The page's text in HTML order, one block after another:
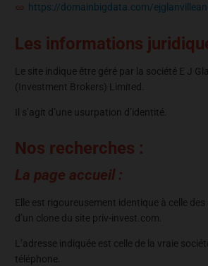
https://domainbigdata.com/
Les informations
Le site indique être géré par la société E J
(Investment Brokers) Limited.
Il s’agit d’une usurpation d’identité.
Nos recherches :
La page accueil :
Elle est rigoureusement identique à celle
d’un clone du site priv-invest.com.
L’adresse indiquée est celle de la vraie
téléphone.